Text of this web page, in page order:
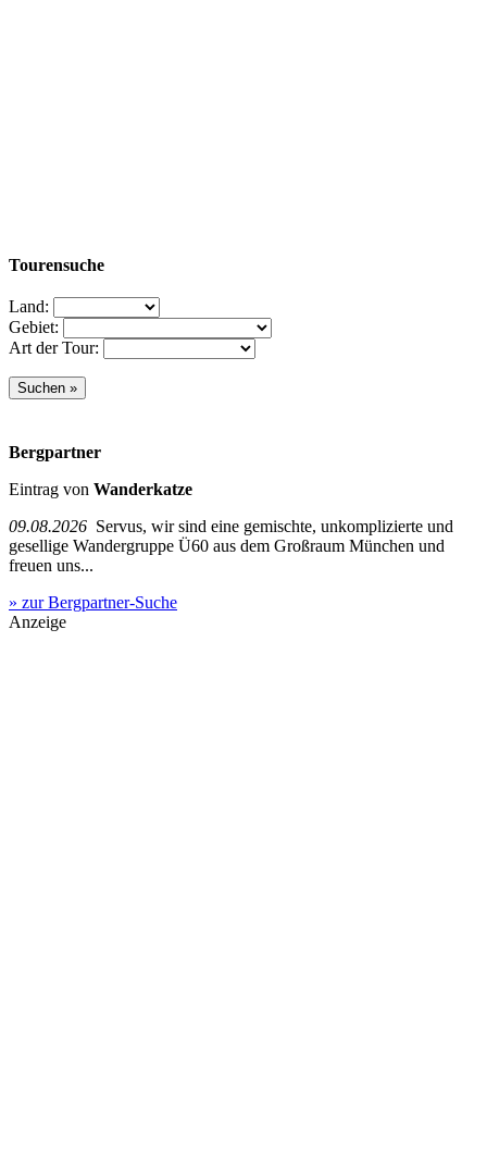
Tourensuche
Land:
Gebiet:
Art der Tour:
Bergpartner
Eintrag von Wanderkatze
09.08.2026 Servus, wir sind eine gemischte, unkomplizierte und
gesellige Wandergruppe Ü60 aus dem Großraum München und
freuen uns...
» zur Bergpartner-Suche
Anzeige